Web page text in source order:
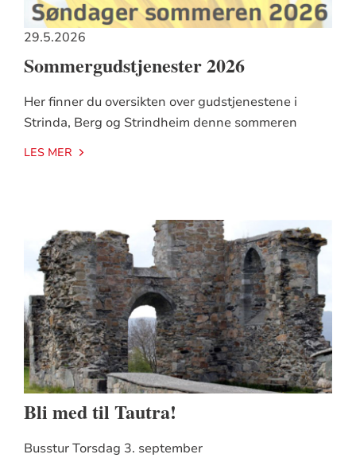
29.5.2026
Sommergudstjenester 2026
Her finner du oversikten over gudstjenestene i
Strinda, Berg og Strindheim denne sommeren
LES MER
Bli med til Tautra!
Busstur Torsdag 3. september